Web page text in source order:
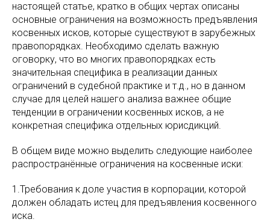
настоящей статье, кратко в общих чертах описаны
основные ограничения на возможность предъявления
косвенных исков, которые существуют в зарубежных
правопорядках. Необходимо сделать важную
оговорку, что во многих правопорядках есть
значительная специфика в реализации данных
ограничений в судебной практике и т.д., но в данном
случае для целей нашего анализа важнее общие
тенденции в ограничении косвенных исков, а не
конкретная специфика отдельных юрисдикций.
В общем виде можно выделить следующие наиболее
распространённые ограничения на косвенные иски:
1.Требования к доле участия в корпорации, которой
должен обладать истец для предъявления косвенного
иска.